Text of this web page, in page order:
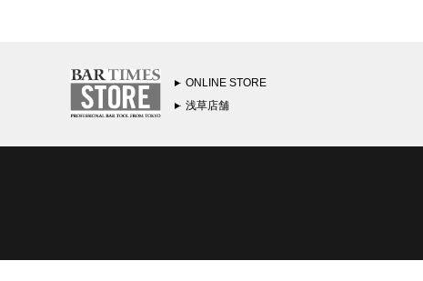
ONLINE STORE
浅草店舗